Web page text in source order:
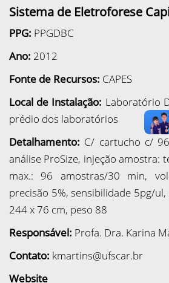
Sistema de Eletroforese
PPG: PPGDBC
Ano: 2012
Fonte de Recursos: CAPES
Local de Instalação: Laboratório
prédio dos laboratórios
Detalhamento: C/ cartucho c/
análise ProSize, injeção amostra:
max.: 96 amostras/30 min,
precisão 5%, sensibilidade 5pg/
244 x 76 cm, peso 88
Responsável: Profa. Dra. Karina
Contato: kmartins@ufscar.br